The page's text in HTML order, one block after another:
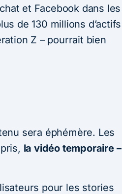
et Facebook dans les
de 130 millions d’actifs
Z – pourrait bien
sera éphémère. Les
la vidéo temporaire –
pour les stories